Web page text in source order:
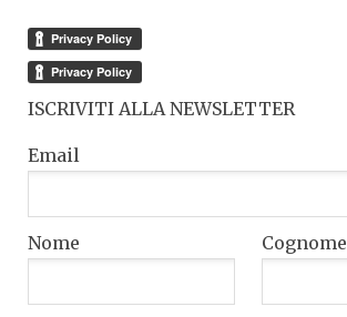
ISCRIVITI ALLA NEWSLETTER
Email
Nome Cognome